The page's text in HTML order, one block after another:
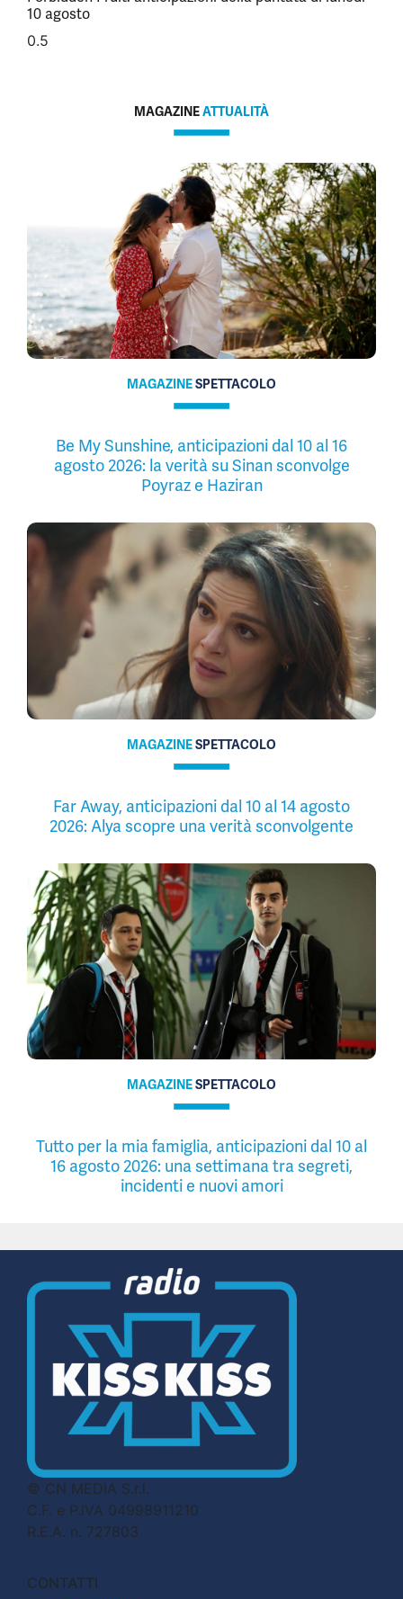
10 agosto
MAGAZINEATTUALITÀ
MAGAZINESPETTACOLO
Be My Sunshine, anticipazioni dal 10 al 16
agosto 2026: la verità su Sinan sconvolge
Poyraz e Haziran
MAGAZINESPETTACOLO
Far Away, anticipazioni dal 10 al 14 agosto
2026: Alya scopre una verità sconvolgente
MAGAZINESPETTACOLO
Tutto per la mia famiglia, anticipazioni dal 10 al
16 agosto 2026: una settimana tra segreti,
incidenti e nuovi amori
© CN MEDIA S.r.l.
C.F. e P.IVA 04998911210
R.E.A. n. 727803
CONTATTI